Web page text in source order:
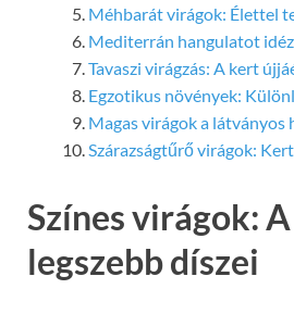
Méhbarát virágok: Élettel
Mediterrán hangulatot
Tavaszi virágzás: A kert
Egzotikus növények:
Magas virágok a
Szárazságtűrő virágok:
Színes virágok:
legszebb díszei